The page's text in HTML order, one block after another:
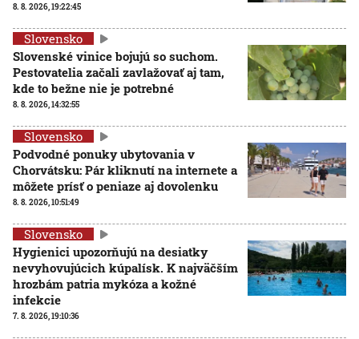
8. 8. 2026, 19:22:45
Slovensko
Slovenské vinice bojujú so suchom.
Pestovatelia začali zavlažovať aj tam,
kde to bežne nie je potrebné
8. 8. 2026, 14:32:55
Slovensko
Podvodné ponuky ubytovania v
Chorvátsku: Pár kliknutí na internete a
môžete prísť o peniaze aj dovolenku
8. 8. 2026, 10:51:49
Slovensko
Hygienici upozorňujú na desiatky
nevyhovujúcich kúpalísk. K najväčším
hrozbám patria mykóza a kožné
infekcie
7. 8. 2026, 19:10:36